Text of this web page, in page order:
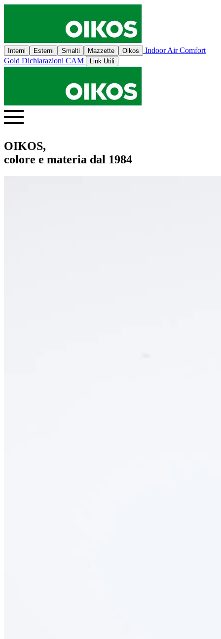
Interni Esterni Smalti Mazzette Oikos
Indoor Air Comfort
Gold Dichiarazioni CAM Link Utili
OIKOS,
colore e materia dal 1984